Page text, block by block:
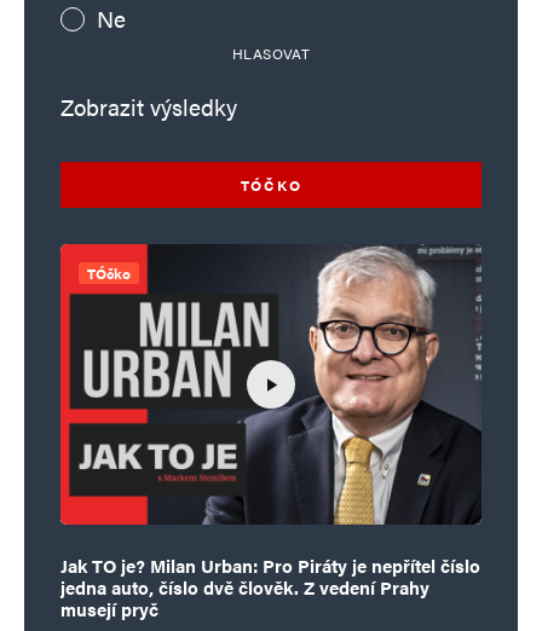
Ne
HLASOVAT
Zobrazit výsledky
TÓČKO
TÓčko
Jak TO je? Milan Urban: Pro Piráty je nepřítel číslo
jedna auto, číslo dvě člověk. Z vedení Prahy
musejí pryč